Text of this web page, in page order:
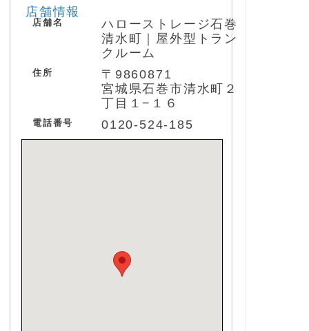
店舗情報
店舗名
ハローストレージ石巻
清水町｜屋外型トラン
クルーム
住所
〒9860871
宮城県石巻市清水町２
丁目１−１６
電話番号 0120-524-185